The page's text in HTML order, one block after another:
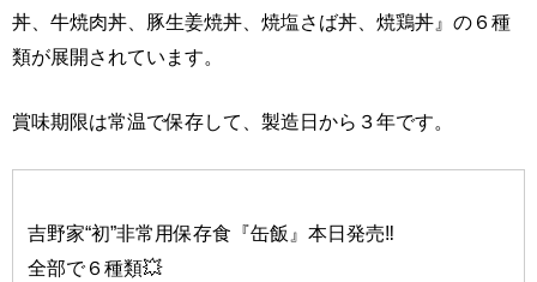
丼、牛焼肉丼、豚生姜焼丼、焼塩さば丼、焼鶏丼』の６種
類が展開されています。
賞味期限は常温で保存して、製造日から３年です。
吉野家“初”非常用保存食『缶飯』本日発売‼
全部で６種類💥